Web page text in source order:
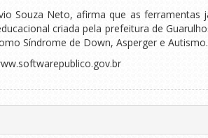
Souza Neto, afirma que as ferramentas
criada pela prefeitura de
Síndrome de Down, Asperger e Autismo.